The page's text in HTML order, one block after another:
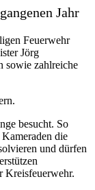
Jahr
Feuerwehr
Jörg
sowie zahlreiche
besucht. So
die
und dürfen
Kreisfeuerwehr.